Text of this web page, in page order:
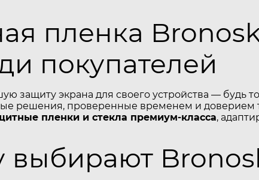
пленка
покупателей
защиту экрана для своего устройства — будь
решения, проверенные временем и доверием
пленки и стекла премиум-класса,
выбирают